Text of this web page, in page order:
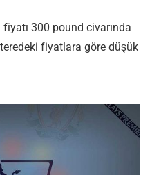
300 pound civarında
fiyatlara göre düşük